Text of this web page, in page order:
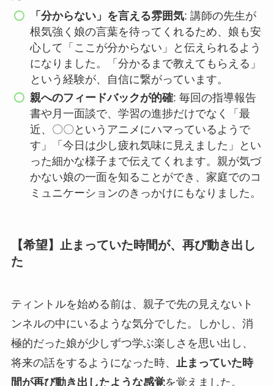
「分からない」を言える雰囲気: 講師の先生が
根気強く娘の言葉を待ってくれるため、娘も安
心して「ここが分からない」と伝えられるよう
になりました。「分かるまで教えてもらえる」
という経験が、自信に繋がっています。
親へのフィードバックが的確: 毎回の指導報告
書や月一面談で、学習の進捗だけでなく「最
近、〇〇というアニメにハマっているようで
す」「今日は少し疲れ気味に見えました」とい
った細かな様子まで伝えてくれます。親が気づ
かない娘の一面を知ることができ、家庭でのコ
ミュニケーションのきっかけにもなりました。
【希望】止まっていた時間が、再び動き出し
た
ティントルを始める前は、親子で先の見えないト
ンネルの中にいるような気分でした。しかし、消
極的だった娘が少しずつ学ぶ楽しさを思い出し、
将来の話をするようになった時、
止まっていた時
間が再び動き出したような感覚を覚えました。